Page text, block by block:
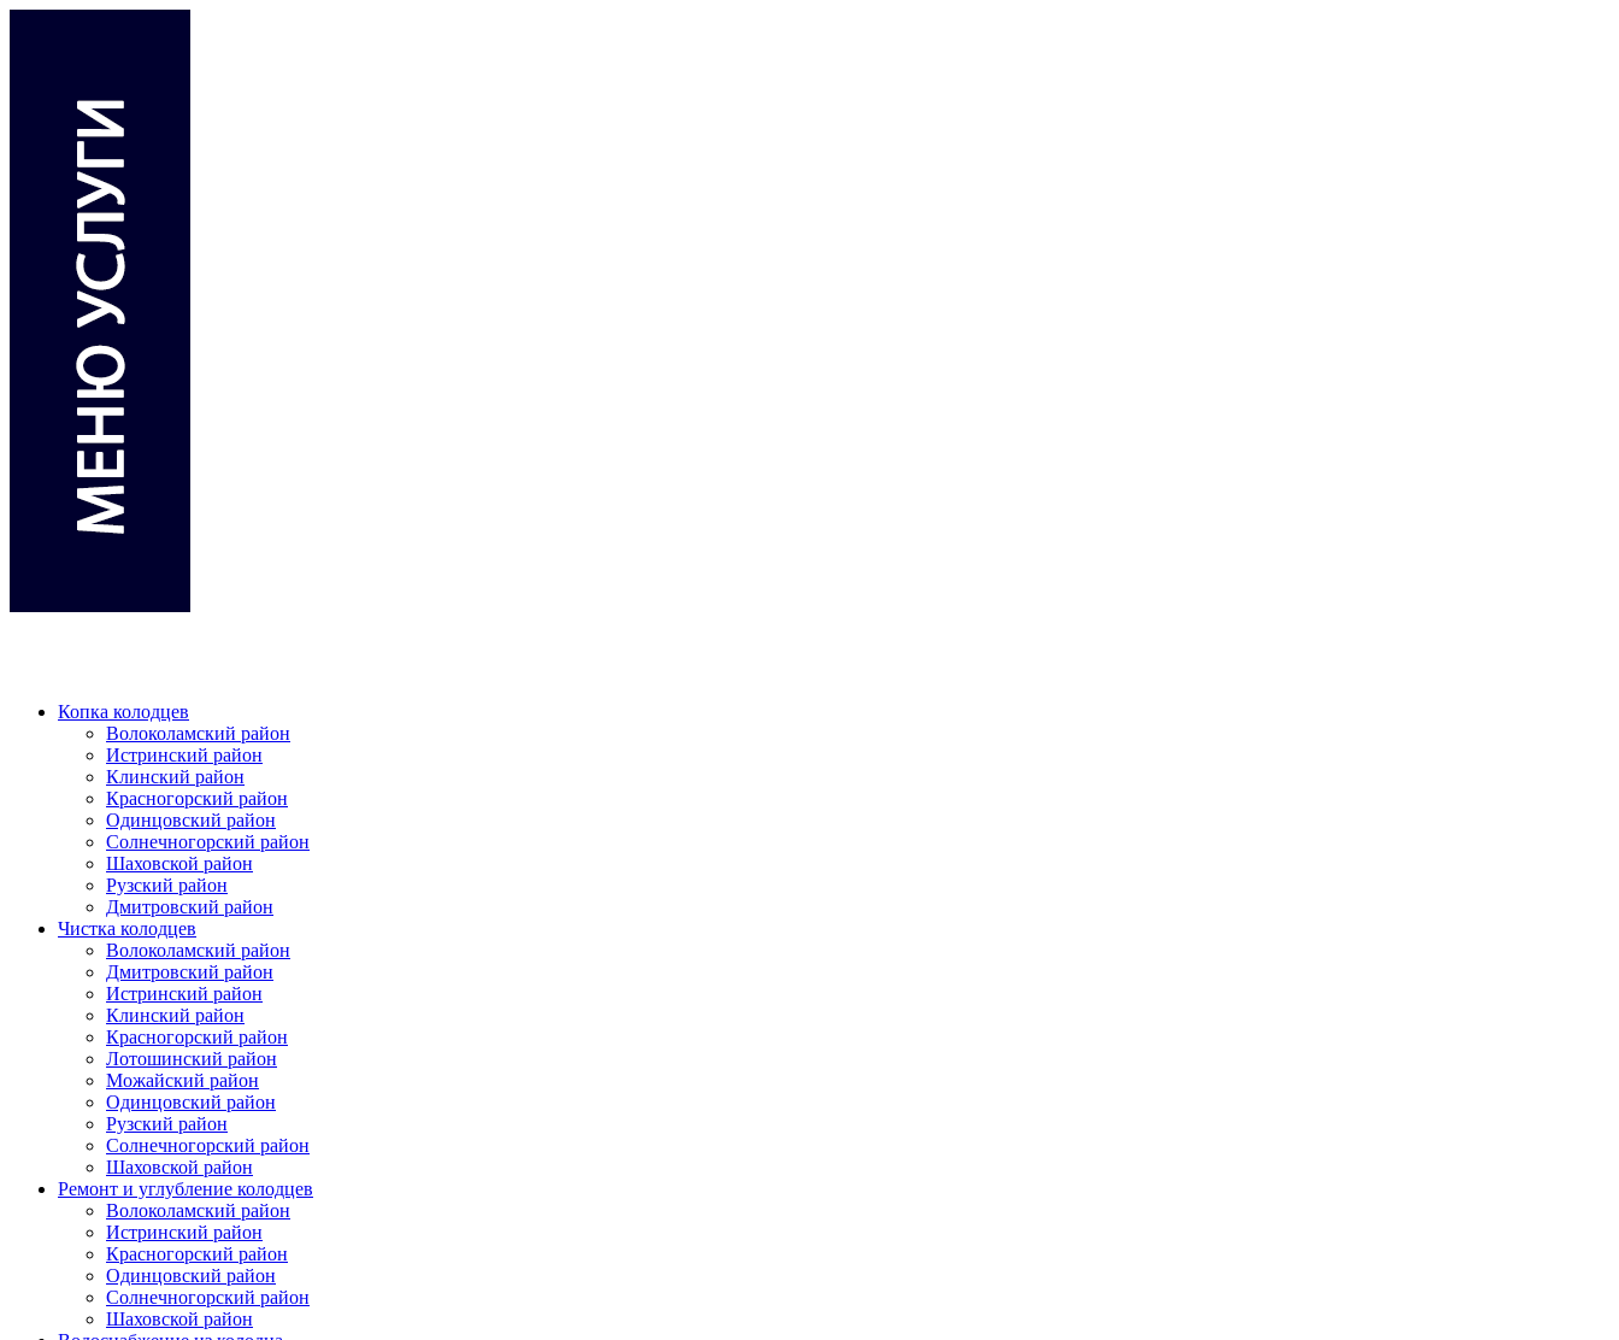
Копка колодцев
Волоколамский район
Истринский район
Клинский район
Красногорский район
Одинцовский район
Солнечногорский район
Шаховской район
Рузский район
Дмитровский район
Чистка колодцев
Волоколамский район
Дмитровский район
Истринский район
Клинский район
Красногорский район
Лотошинский район
Можайский район
Одинцовский район
Рузский район
Солнечногорский район
Шаховской район
Ремонт и углубление колодцев
Волоколамский район
Истринский район
Красногорский район
Одинцовский район
Солнечногорский район
Шаховской район